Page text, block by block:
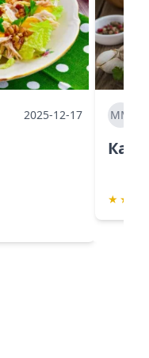
2025-12-17 ММ
★ ★